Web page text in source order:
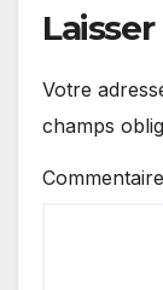
Votre
champs
Commentaire